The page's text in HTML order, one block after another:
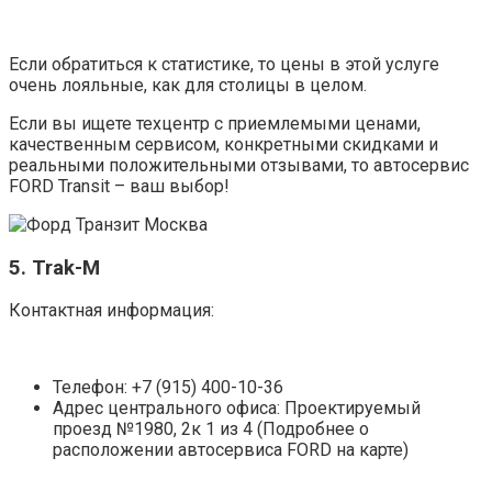
Если обратиться к статистике, то цены в этой услуге
очень лояльные, как для столицы в целом.
Если вы ищете техцентр с приемлемыми ценами,
качественным сервисом, конкретными скидками и
реальными положительными отзывами, то автосервис
FORD Transit – ваш выбор!
5. Trak-M
Контактная информация:
Телефон: +7 (915) 400-10-36
Адрес центрального офиса: Проектируемый
проезд №1980, 2к 1 из 4 (Подробнее о
расположении автосервиса FORD на карте)